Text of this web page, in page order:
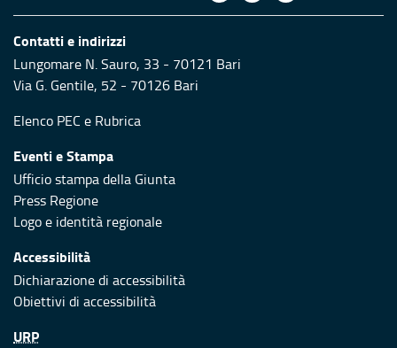
Contatti e indirizzi
Lungomare N. Sauro, 33 - 70121 Bari
Via G. Gentile, 52 - 70126 Bari
Elenco PEC e Rubrica
Eventi e Stampa
Ufficio stampa della Giunta
Press Regione
Logo e identità regionale
Accessibilità
Dichiarazione di accessibilità
Obiettivi di accessibilità
URP